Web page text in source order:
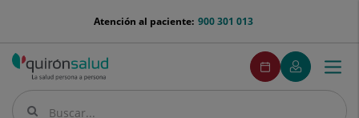
menu-
900 301 013
Atención al paciente:
Buscar
Buscar
menuPedirCita
Pedir
cita
Mi
Quirónsalud
Menú